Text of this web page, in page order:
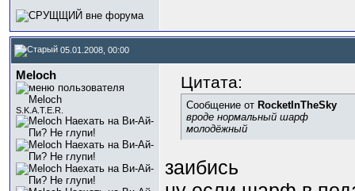
05.01.2008, 00:00
Meloch
S.K.A.T.E.R.
Цитата:
Сообщение от RocketInTheSky
вроде нормальный шарф
молодёжный
заибись